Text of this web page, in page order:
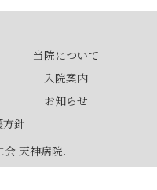
当院について
入院案内
お知らせ
針
天神病院.